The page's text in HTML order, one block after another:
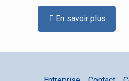
En savoir plus